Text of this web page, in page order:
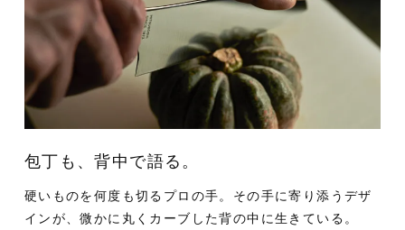
包丁も、背中で語る。
硬いものを何度も切るプロの手。 その手に寄り添うデザ
インが、微かに丸くカーブした背の中に生きている。